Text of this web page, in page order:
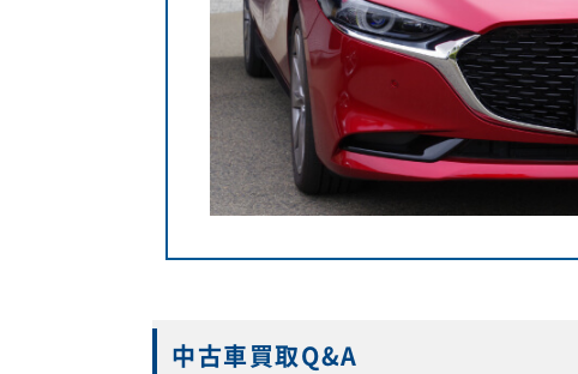
中古車買取Q&A